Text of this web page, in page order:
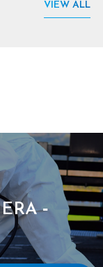
VIEW ALL
-